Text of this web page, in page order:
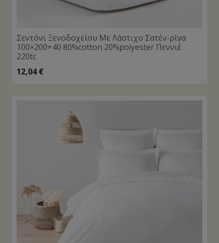
Σεντόνι Ξενοδοχείου Με Λάστιχο Σατέν-ρίγα
100×200+40 80%cotton 20%polyester Πεννιέ
220tc
12,04€